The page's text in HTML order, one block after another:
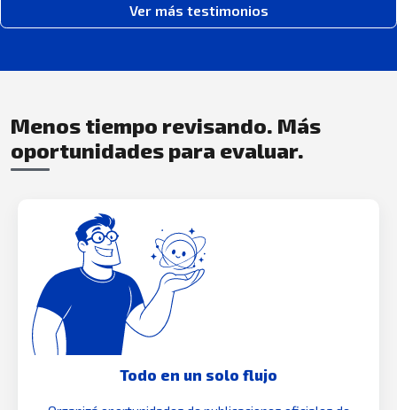
Ver más testimonios
Menos tiempo revisando. Más
oportunidades para evaluar.
Todo en un solo flujo